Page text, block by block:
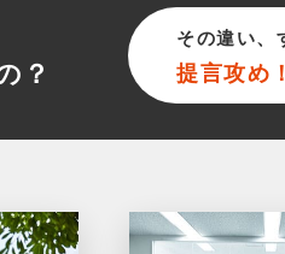
？
その違い、
提言攻め